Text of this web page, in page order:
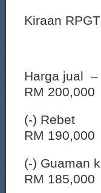
Kiraan RPGT
Harga jual
RM 200,000
(-)
RM 190,000
(-)
RM 185,000